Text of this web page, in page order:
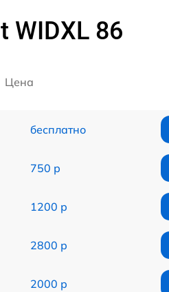
86
Цена
бесплатно
750 р
1200 р
2800 р
2000 р